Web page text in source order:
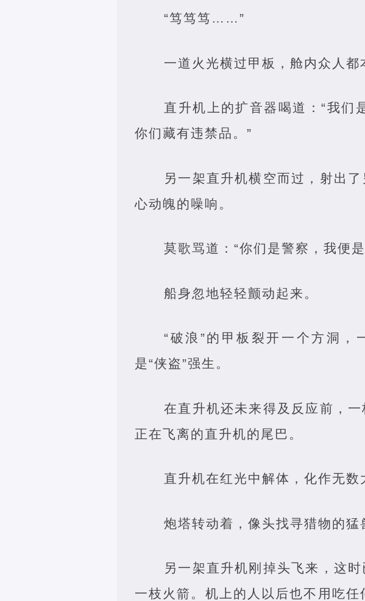
“笃笃笃……”
一道火光横过甲板，舱内众人都
直升机上的扩音器喝道：“我们
你们藏有违禁品。”
另一架直升机横空而过，射出
心动魄的噪响。
莫歌骂道：“你们是警察，我便
船身忽地轻轻颤动起来。
“破浪”的甲板裂开一个方洞，
是“侠盗”强生。
在直升机还未来得及反应前，
正在飞离的直升机的尾巴。
直升机在红光中解体，化作无数
炮塔转动着，像头找寻猎物的猛
另一架直升机刚掉头飞来，这
一枝火箭。机上的人以后也不用吃